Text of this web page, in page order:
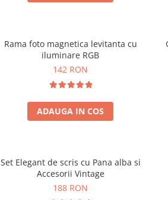
Rama foto magnetica levitanta cu
iluminare RGB
142 RON
ADAUGA IN COS
Set Elegant de scris cu Pana alba si
Accesorii Vintage
188 RON